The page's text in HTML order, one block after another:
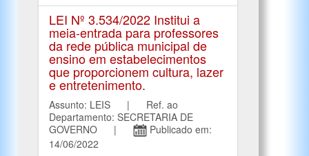
LEI Nº 3.534/2022 Institui a
meia-entrada para professores
da rede pública municipal de
ensino em estabelecimentos
que proporcionem cultura, lazer
e entretenimento.
Assunto: LEIS | Ref. ao
Departamento: SECRETARIA DE
GOVERNO |
Publicado em:
14/06/2022